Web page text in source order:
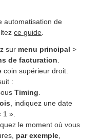
automatisation de
ce guide
sur menu principal >
de facturation
coin supérieur droit.
:
Timing
, indiquez une date
1 ».
le moment où vous
par exemple